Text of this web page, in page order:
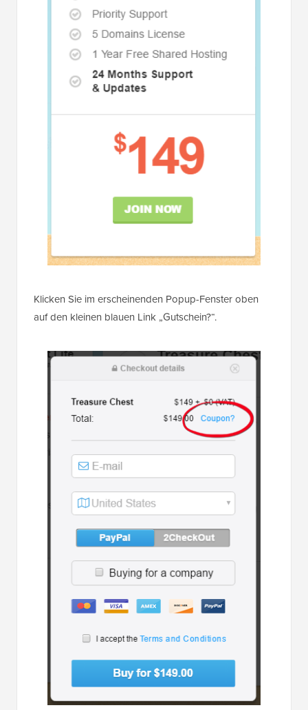
Klicken Sie im erscheinenden Popup-Fenster oben
auf den kleinen blauen Link „Gutschein?“.